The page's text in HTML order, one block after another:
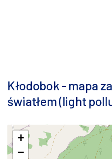
Kłodobok - mapa
światłem (light
+
−